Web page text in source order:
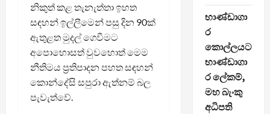
නිකුත් කළ තැනැත්තා ඉහත
සඳහන් ඉල්ලීමෙන් පසු දින 90ක්
ඇතුළත මුදල් ගෙවීමට
අපොහොසත් වුවහොත් මෙම
නීතිමය ප්‍රතිපාදන පහත සඳහන්
කොන්දේසි සපුරා ඇත්නම් බල
පැවැත්වේ.
භාණ්ඩාගා
ර
කොල්ලයට
භාණ්ඩාගා
ර ලේකම්,
මහ බැංකු
අධිපති